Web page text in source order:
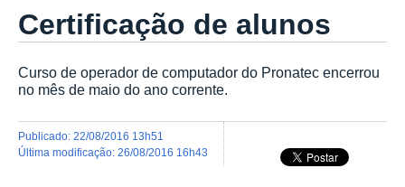
Certificação de alunos
Curso de operador de computador do Pronatec encerrou
no mês de maio do ano corrente.
publicado: 22/08/2016 13h51
última modificação: 26/08/2016 16h43